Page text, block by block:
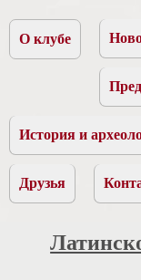
О клубе
История и
Друзья